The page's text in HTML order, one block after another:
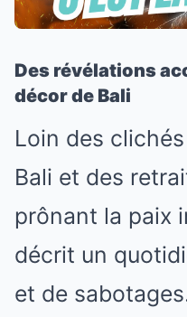
Des révélations
décor de Bali
Loin des
Bali et des
prônant la paix
décrit un
et de